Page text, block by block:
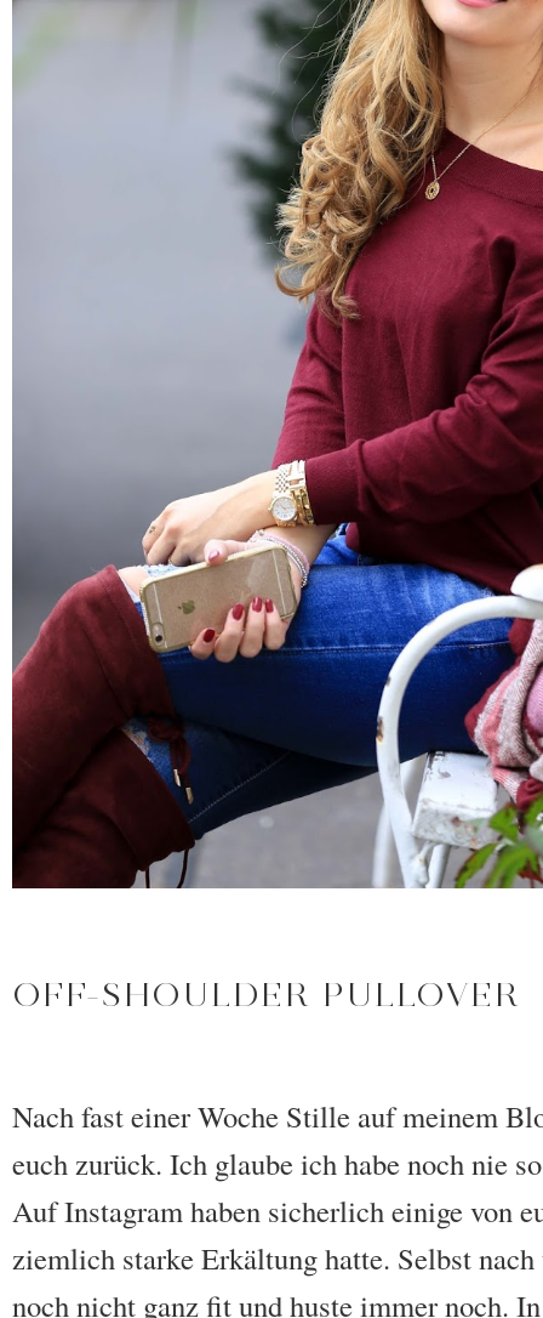
OFF-SHOULDER PULLOVER
Nach fast einer Woche Stille auf meinem
euch zurück. Ich glaube ich habe noch nie
Auf Instagram haben sicherlich einige von
ziemlich starke Erkältung hatte. Selbst
noch nicht ganz fit und huste immer noch.